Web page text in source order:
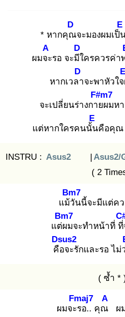
* หากคุณ
D
จะมองผมเป็
E
ผมจะ
A
รอ จะมีใ
D
ครควรค่า
หากเวลา
D
จะพาหัวใ
E
จะเปลี่ยนร่างกาย
F#m7
ผมห
แต่หากใครคนนั้น
E
คือคุณ
INSTRU : Asus2 | Asus2/
( 2
แม้วั
Bm7
นนี้จะมีแต่ค
แต่ผ
Bm7
มจะทำหน้าที่ ที่
คือ
Dsus2
จะรักและรอ ไม่
( ซ้ำ *
ผมจะร
Fmaj7
อ.. คุณ
A
ผ